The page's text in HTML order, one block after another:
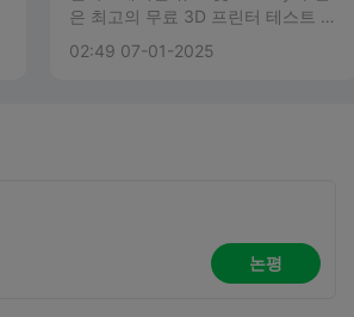
린트
은 최고의 무료 3D 프린터 테스트 모
조정하고 품질을 개선하며 일반적인
02:49 07-01-2025
논평